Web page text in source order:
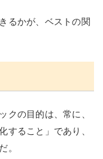
るかが、ベストの関
クの目的は、常に、
すること」であり、
。